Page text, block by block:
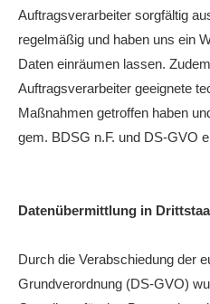
Auftragsverarbeiter sorgfältig
regelmäßig und haben uns ein
Daten einräumen lassen.
Auftragsverarbeiter geeignete
Maßnahmen getroffen haben
gem. BDSG n.F. und DS-GVO
Datenübermittlung in
Durch die Verabschiedung der
Grundverordnung (DS-GVO)